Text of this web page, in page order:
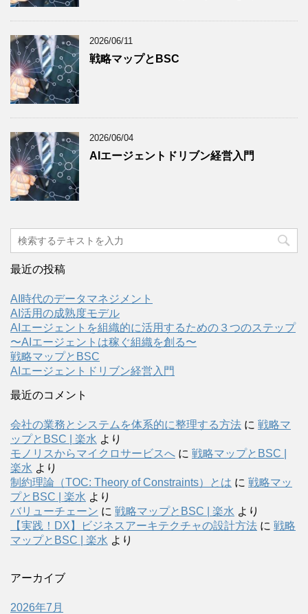
2026/06/11
戦略マップとBSC
2026/06/04
AIエージェントドリブン経営入門
最近の投稿
AI時代のデータマネジメント
AI活用の成熟度モデル
AIエージェントを組織的に活用するための３つのステップ
〜AIエージェントは稼ぐ組織を創る〜
戦略マップとBSC
AIエージェントドリブン経営入門
最近のコメント
会社の業務とシステムを体系的に整理する方法 に 戦略マ
ップとBSC | 楽水 より
モノリスからマイクロサービスへ に 戦略マップとBSC |
楽水 より
制約理論（TOC: Theory of Constraints）とは に 戦略マッ
プとBSC | 楽水 より
バリューチェーン に 戦略マップとBSC | 楽水 より
【実践！DX】ビジネスアーキテクチャの設計方法 に 戦略
マップとBSC | 楽水 より
アーカイブ
2026年7月